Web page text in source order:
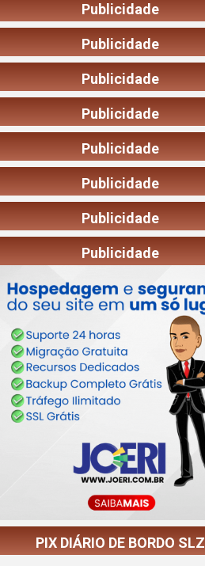
Publicidade
Publicidade
Publicidade
Publicidade
Publicidade
Publicidade
Publicidade
Publicidade
PIX DIÁRIO DE BORDO SLZ